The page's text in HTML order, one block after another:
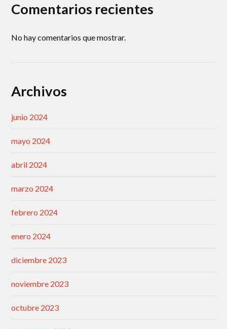
Comentarios recientes
No hay comentarios que mostrar.
Archivos
junio 2024
mayo 2024
abril 2024
marzo 2024
febrero 2024
enero 2024
diciembre 2023
noviembre 2023
octubre 2023